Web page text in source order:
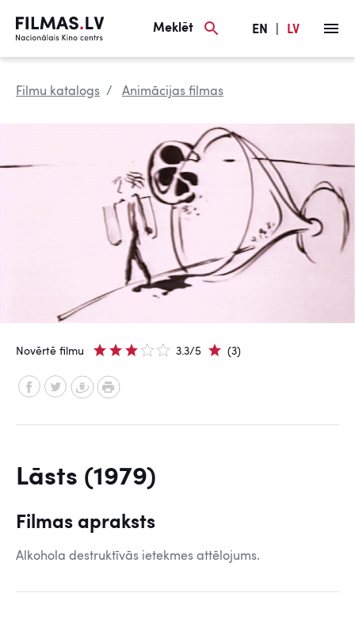
Meklēt EN LV
Filmu katalogs Animācijas filmas
Novērtē filmu 3.3/5 (3)
Lāsts (1979)
Filmas apraksts
Alkohola destruktīvās ietekmes attēlojums.